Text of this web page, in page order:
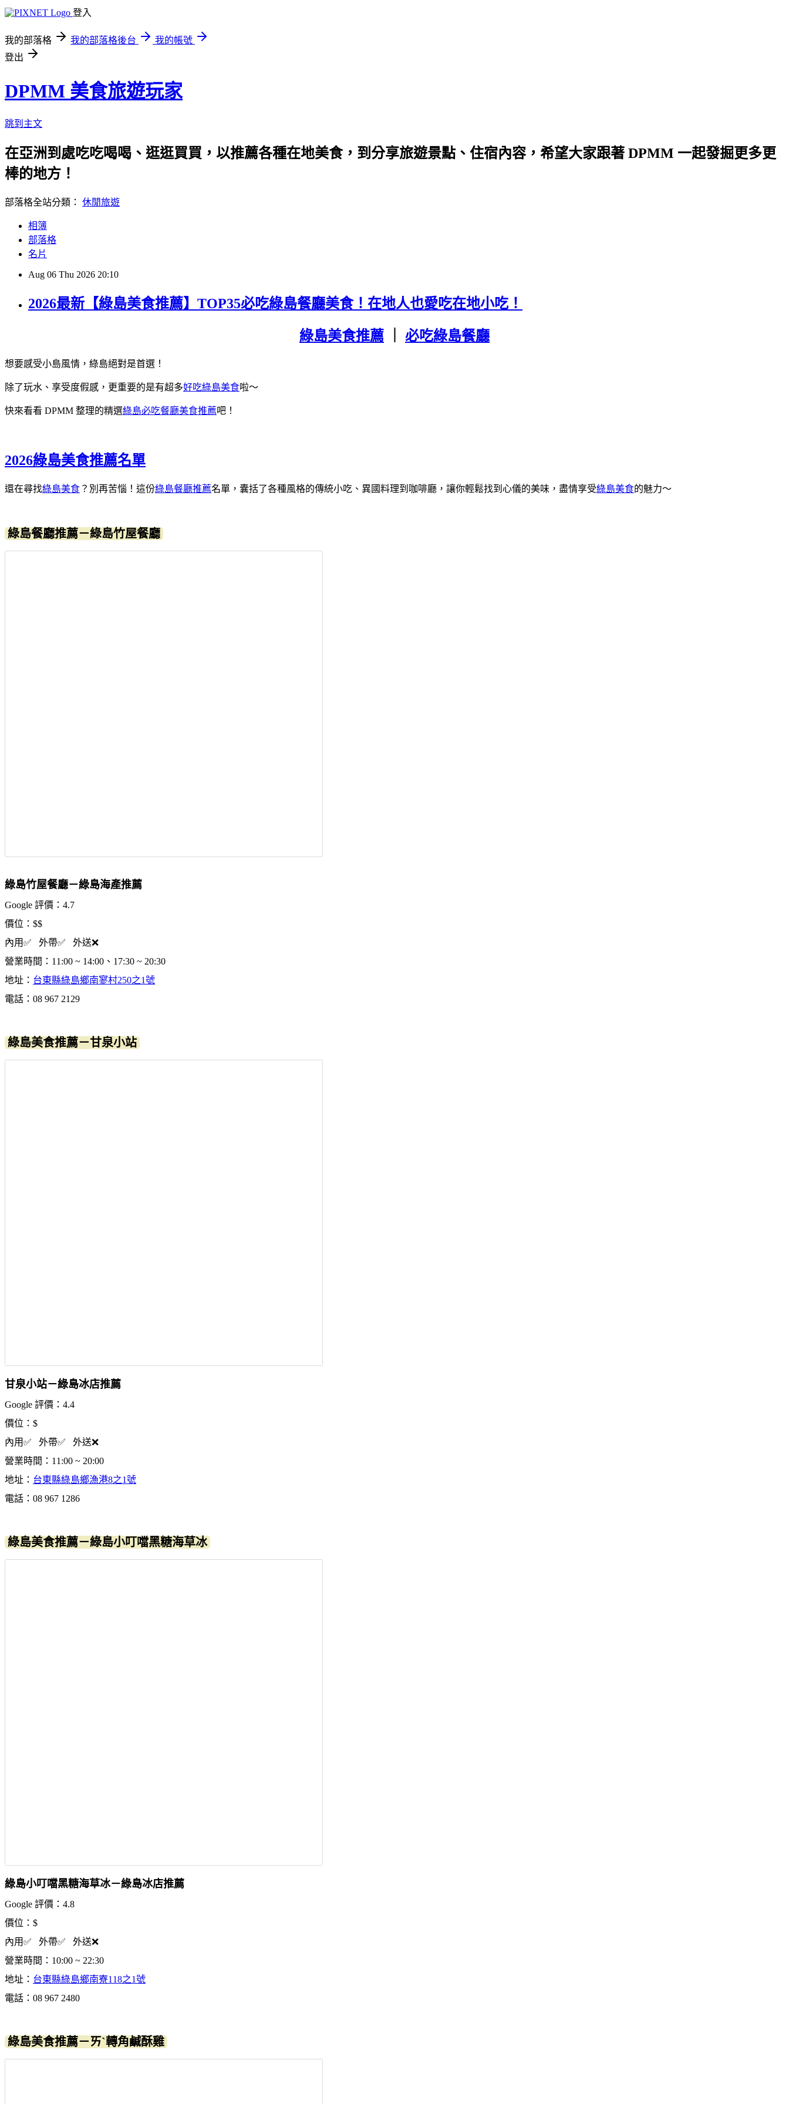
登入
我的部落格 我的部落格後台
我的帳號
登出
DPMM 美食旅遊玩家
跳到主文
在亞洲到處吃吃喝喝、逛逛買買，以推薦各種在地美食，到分享旅遊景點、住宿內容，希望大家跟著 DPMM 一起發掘更多更
棒的地方！
部落格全站分類： 休閒旅遊
相簿
部落格
名片
Aug 06 Thu 2026 20:10
2026最新【綠島美食推薦】TOP35必吃綠島餐廳美食！在地人也愛吃在地小吃！
綠島美食推薦 必吃綠島餐廳
想要感受小島風情，綠島絕對是首選！
除了玩水、享受度假感，更重要的是有超多好吃綠島美食啦～
快來看看 DPMM 整理的精選綠島必吃餐廳美食推薦吧！
2026綠島美食推薦名單
還在尋找綠島美食 ？別再苦惱！這份綠島餐廳推薦名單，囊括了各種風格的傳統小吃、異國料理到咖啡廳，讓你輕鬆找到心儀的美味，盡情享受綠島美食的魅力～
綠島餐廳推薦－綠島竹屋餐廳
綠島竹屋餐廳－綠島海產推薦
Google 評價：4.7
價位：$$
內用✅ 外帶✅ 外送❌
營業時間：11:00 ~ 14:00、17:30 ~ 20:30
地址： 台東縣綠島鄉南寥村250之1號
電話：08 967 2129
綠島美食推薦－甘泉小站
甘泉小站－綠島冰店推薦
Google 評價：4.4
價位：$
內用✅ 外帶✅ 外送❌
營業時間：11:00 ~ 20:00
地址： 台東縣綠島鄉漁港8之1號
電話：08 967 1286
綠島美食推薦－綠島小叮噹黑糖海草冰
綠島小叮噹黑糖海草冰－綠島冰店推薦
Google 評價：4.8
價位：$
內用✅ 外帶✅ 外送❌
營業時間：10:00 ~ 22:30
地址： 台東縣綠島鄉南寮118之1號
電話：08 967 2480
綠島美食推薦－ㄞˋ轉角鹹酥雞